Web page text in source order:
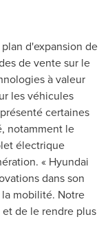
d'expansion de
de vente sur le
à valeur
les véhicules
certaines
notamment le
électrique
« Hyundai
dans son
mobilité. Notre
de le rendre plus